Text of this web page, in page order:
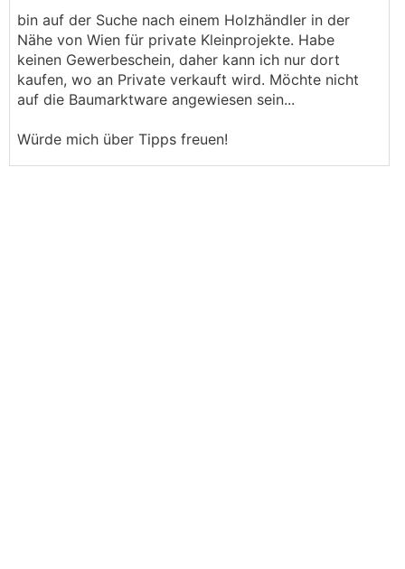
bin auf der Suche nach einem Holzhändler in der
Nähe von Wien für private Kleinprojekte. Habe
keinen Gewerbeschein, daher kann ich nur dort
kaufen, wo an Private verkauft wird. Möchte nicht
auf die Baumarktware angewiesen sein...
Würde mich über Tipps freuen!